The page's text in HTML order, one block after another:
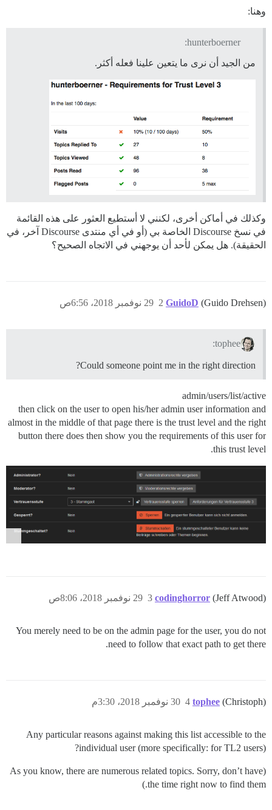
وهنا:
hunterboerner:
من الجيد أن نرى ما يتعين علينا فعله أكثر.
وكذلك في أماكن أخرى، لكنني لا أستطيع العثور على هذه القائمة
في نسخ Discourse الخاصة بي (أو في أي منتدى Discourse آخر، في
الحقيقة). هل يمكن لأحد أن يوجهني في الاتجاه الصحيح؟
GuidoD (Guido Drehsen) 29 نوفمبر 2018، 6:56ص 2
tophee:
Could someone point me in the right direction?
admin/users/list/active
then click on the user to open his/her admin user information and
almost in the middle of that page there is the trust level and the right
button there does then show you the requirements of this user for
this trust level.
codinghorror (Jeff Atwood) 29 نوفمبر 2018، 8:06ص 3
You merely need to be on the admin page for the user, you do not
need to follow that exact path to get there.
tophee (Christoph) 30 نوفمبر 2018، 3:30م 4
Any particular reasons against making this list accessible to the
individual user (more specifically: for TL2 users)?
(As you know, there are numerous related topics. Sorry, don’t have
the time right now to find them.)